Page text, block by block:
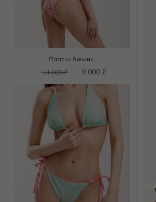
Плавки бикини
14 000₽ 9 000 ₽